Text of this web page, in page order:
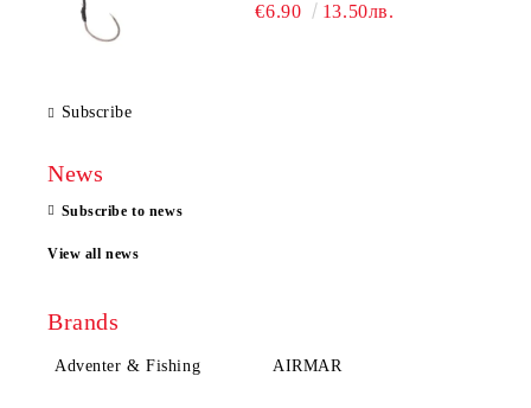
€6.90 13.50лв.
Subscribe
News
Subscribe to news
View all news
Brands
Adventer & Fishing AIRMAR